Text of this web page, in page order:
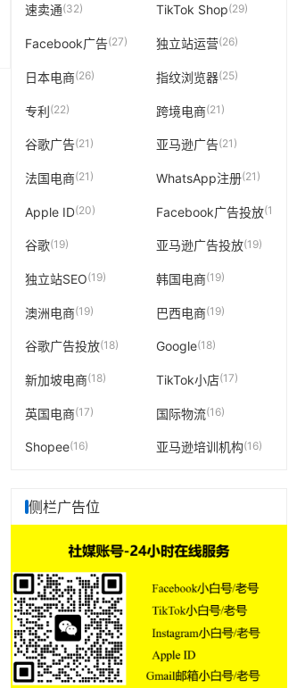
速卖通(32) TikTok Shop(29)
Facebook广告(27) 独立站运营(26)
日本电商(26) 指纹浏览器(25)
专利(22) 跨境电商(21)
谷歌广告(21) 亚马逊广告(21)
法国电商(21) WhatsApp注册(21)
Apple ID(20) Facebook广告投放(19)
谷歌(19) 亚马逊广告投放(19)
独立站SEO(19) 韩国电商(19)
澳洲电商(19) 巴西电商(19)
谷歌广告投放(18) Google(18)
新加坡电商(18) TikTok小店(17)
英国电商(17) 国际物流(16)
Shopee(16) 亚马逊培训机构(16)
侧栏广告位